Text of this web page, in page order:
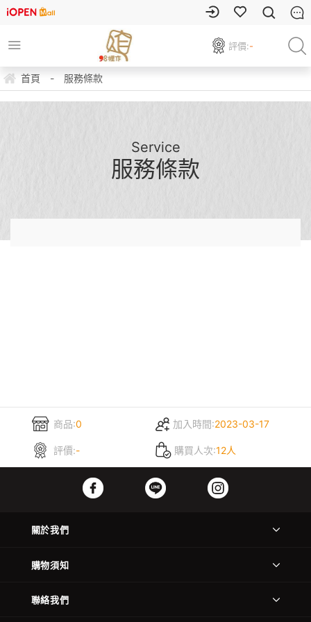
評價:-
首頁 - 服務條款
Service
服務條款
商品:0 加入時間:2023-03-17
評價:- 購買人次:12人
關於我們
購物須知
聯絡我們